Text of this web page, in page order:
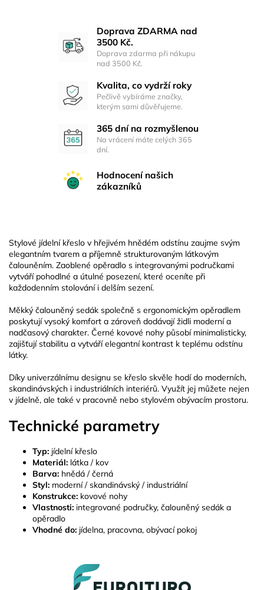
Doprava ZDARMA nad
3500 Kč.
Doprava zdarma při nákupu
nad 3500 Kč.
Kvalita, co vydrží roky
Pečlivě vybíráme značky,
kterým sami důvěřujeme.
365 dní na rozmyšlenou
Na vrácení máte celých 365
dní.
Hodnocení našich
zákazníků
Stylové jídelní křeslo v hřejivém hnědém odstínu zaujme svým
elegantním tvarem a příjemně strukturovaným látkovým
čalouněním. Zaoblené opěradlo s integrovanými područkami
vytváří pohodlné a útulné posezení, které oceníte při
každodenním stolování i delším sezení.
Měkký čalouněný sedák společně s ergonomickým opěradlem
poskytují vysoký komfort a zároveň dodávají židli moderní a
nadčasový charakter. Černé kovové nohy působí minimalisticky,
zajišťují stabilitu a vytváří elegantní kontrast k teplému odstínu
látky.
Díky univerzálnímu designu se křeslo skvěle hodí do moderních,
skandinávských i industriálních interiérů. Využít jej můžete nejen
v jídelně, ale také v pracovně nebo stylovém obývacím prostoru.
Technické parametry
Typ: jídelní křeslo
Materiál: látka / kov
Barva: hnědá / černá
Styl: moderní / skandinávský / industriální
Konstrukce: kovové nohy
Vlastnosti: integrované područky, čalouněný sedák a
opěradlo
Vhodné do: jídelna, pracovna, obývací pokoj